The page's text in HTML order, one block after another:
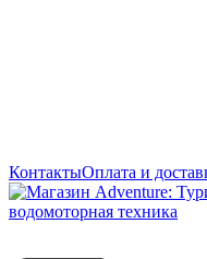
КонтактыОплата и